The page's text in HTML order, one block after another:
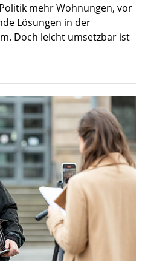
mehr Wohnungen, vor
Lösungen in der
Doch leicht umsetzbar ist